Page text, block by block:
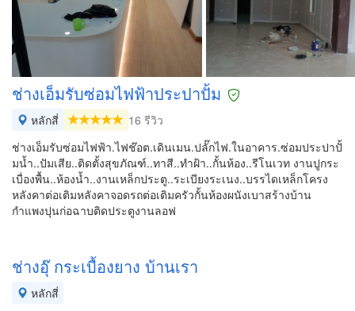
ช่างเอ็มรับซ่อมไฟฟ้าประปาปั้ม
หลักสี่
16 รีวิว
ช่างเอ็มรับซ่อมไฟฟ้า.ไฟช๊อต.เดินเมน.ปลั๊กไฟ.ในอาคาร.ซ่อมประปาปั้
มน้ำ..ปัมเสีย..ติดตั้งสุขภัณฑ์..ทาสี..ทำฝ้า..กั้นห้อง..รีโนเวท งานปูกระ
เบื่องพื้น..ห้องน้ำ..งานเหล็กประตู..ระเบียงระเนง..บรรไดเหล็กโครง
หลังคาต่อเติมหลังคาจอดรถต่อเติมครัวกั้นห้องผนังเบาสร้างบ้าน
กำแพงปุนก่อฉาบติดประตูงานลอฟ
ช่างอุ๊ กระเบื้องยาง บ้านเรา
หลักสี่